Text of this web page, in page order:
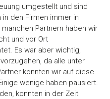
umgestellt und sind
den Firmen immer in
Partnern haben wir
und vor Ort
Es war aber wichtig,
da alle unter
konnten wir auf diese
wenige haben pausiert.
konnten in der Zeit